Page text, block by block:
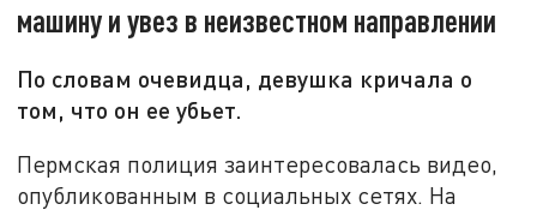
машину и увез в неизвестном направлении
По словам очевидца, девушка кричала о
том, что он ее убьет.
Пермская полиция заинтересовалась видео,
опубликованным в социальных сетях. На